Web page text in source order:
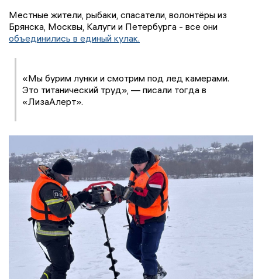
Местные жители, рыбаки, спасатели, волонтёры из
Брянска, Москвы, Калуги и Петербурга - все они
объединились в единый кулак.
«Мы бурим лунки и смотрим под лед камерами.
Это титанический труд», — писали тогда в
«ЛизаАлерт».